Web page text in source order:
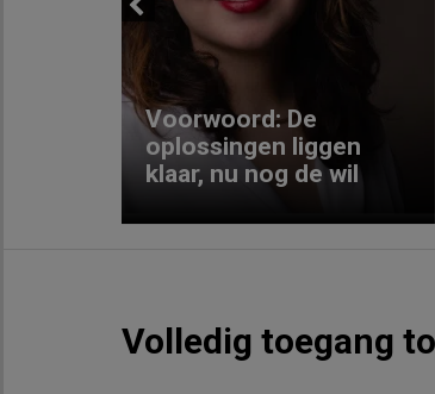
Previous
Voorwoord: De
oplossingen liggen
klaar, nu nog de wil
Volledig toegang